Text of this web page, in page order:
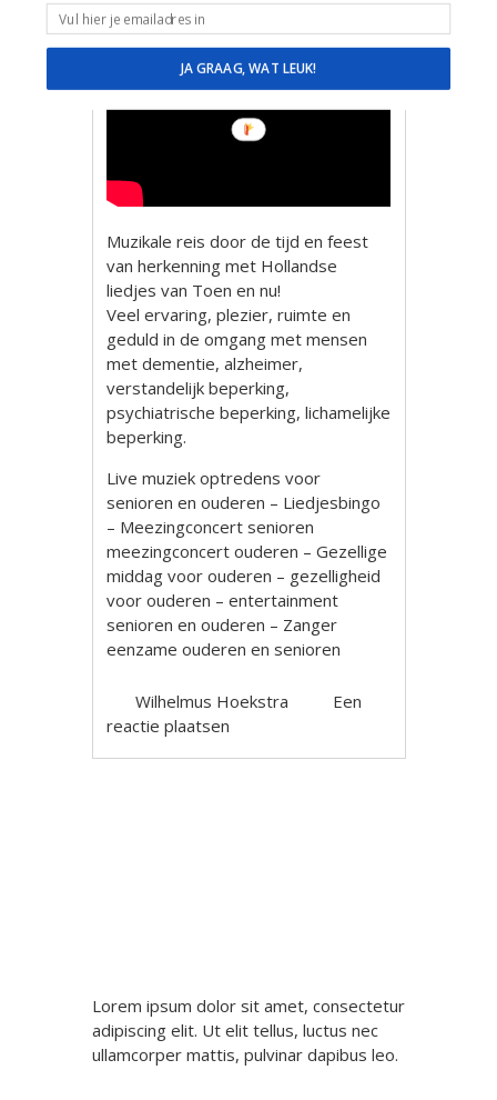
Muzikale reis door de tijd en feest
van herkenning met Hollandse
liedjes van Toen en nu!
Veel ervaring, plezier, ruimte en
geduld in de omgang met mensen
met dementie, alzheimer,
verstandelijk beperking,
psychiatrische beperking, lichamelijke
beperking.
Live muziek optredens voor
senioren en ouderen – Liedjesbingo
– Meezingconcert senioren
meezingconcert ouderen – Gezellige
middag voor ouderen – gezelligheid
voor ouderen – entertainment
senioren en ouderen – Zanger
eenzame ouderen en senioren
Wilhelmus Hoekstra
Een
reactie plaatsen
Lorem ipsum dolor sit amet, consectetur
adipiscing elit. Ut elit tellus, luctus nec
ullamcorper mattis, pulvinar dapibus leo.
JA GRAAG, WAT LEUK!